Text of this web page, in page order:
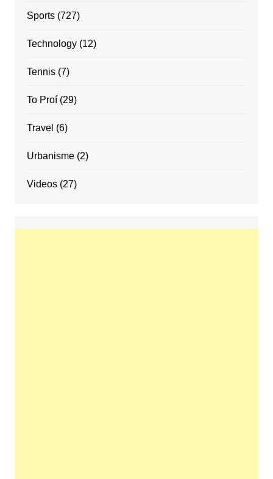
Sports(727)
Technology(12)
Tennis(7)
To Proí(29)
Travel (6)
Urbanisme(2)
Videos(27)